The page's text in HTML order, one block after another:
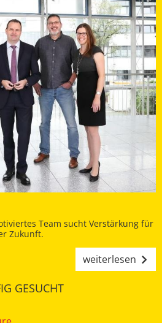
Team sucht Verstärkung für
Zukunft.
weiterlesen
GESUCHT